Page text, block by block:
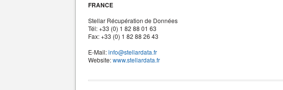
FRANCE
Stellar Récupération de Données
Tél: +33 (0) 1 82 88 01 63
Fax: +33 (0) 1 82 88 26 43
E-Mail:info@stellardata.fr
Website:www.stellardata.fr